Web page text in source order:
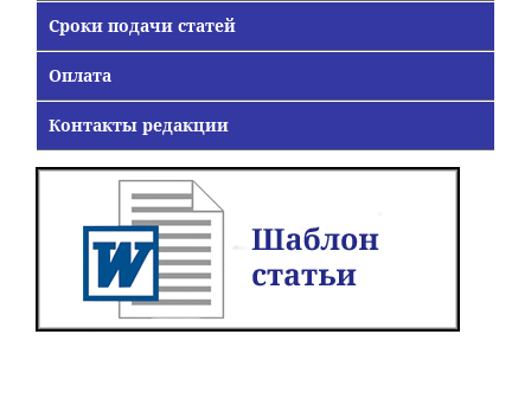
Сроки подачи статей
Оплата
Контакты редакции